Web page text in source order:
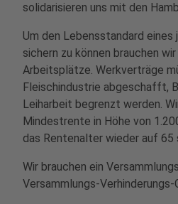
solidarisieren uns mit den
Um den Lebensstandard eines
sichern zu können brauchen
Arbeitsplätze. Werkverträge
Fleischindustrie abgeschafft,
Leiharbeit begrenzt werden.
Mindestrente in Höhe von
das Rentenalter wieder auf 65
Wir brauchen ein
Versammlungs-Verhinderungs-